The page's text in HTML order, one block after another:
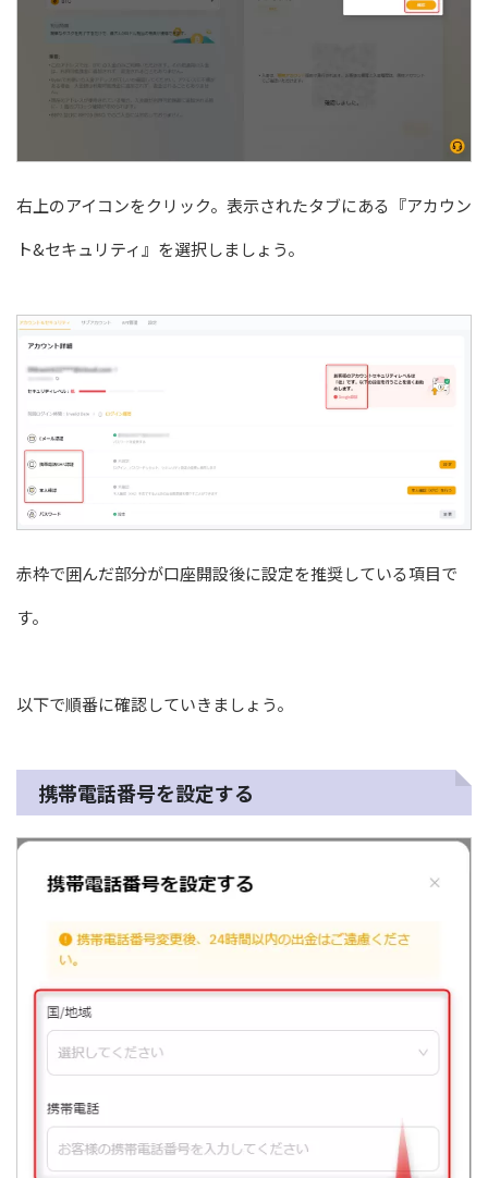
右上のアイコンをクリック。表示されたタブにある『アカウン
ト&セキュリティ』を選択しましょう。
赤枠で囲んだ部分が口座開設後に設定を推奨している項目で
す。
以下で順番に確認していきましょう。
携帯電話番号を設定する